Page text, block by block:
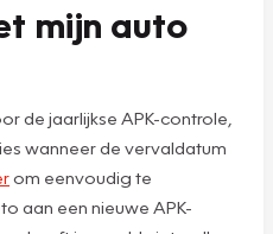
mijn auto
de jaarlijkse APK-controle,
wanneer de vervaldatum
om eenvoudig te
aan een nieuwe APK-